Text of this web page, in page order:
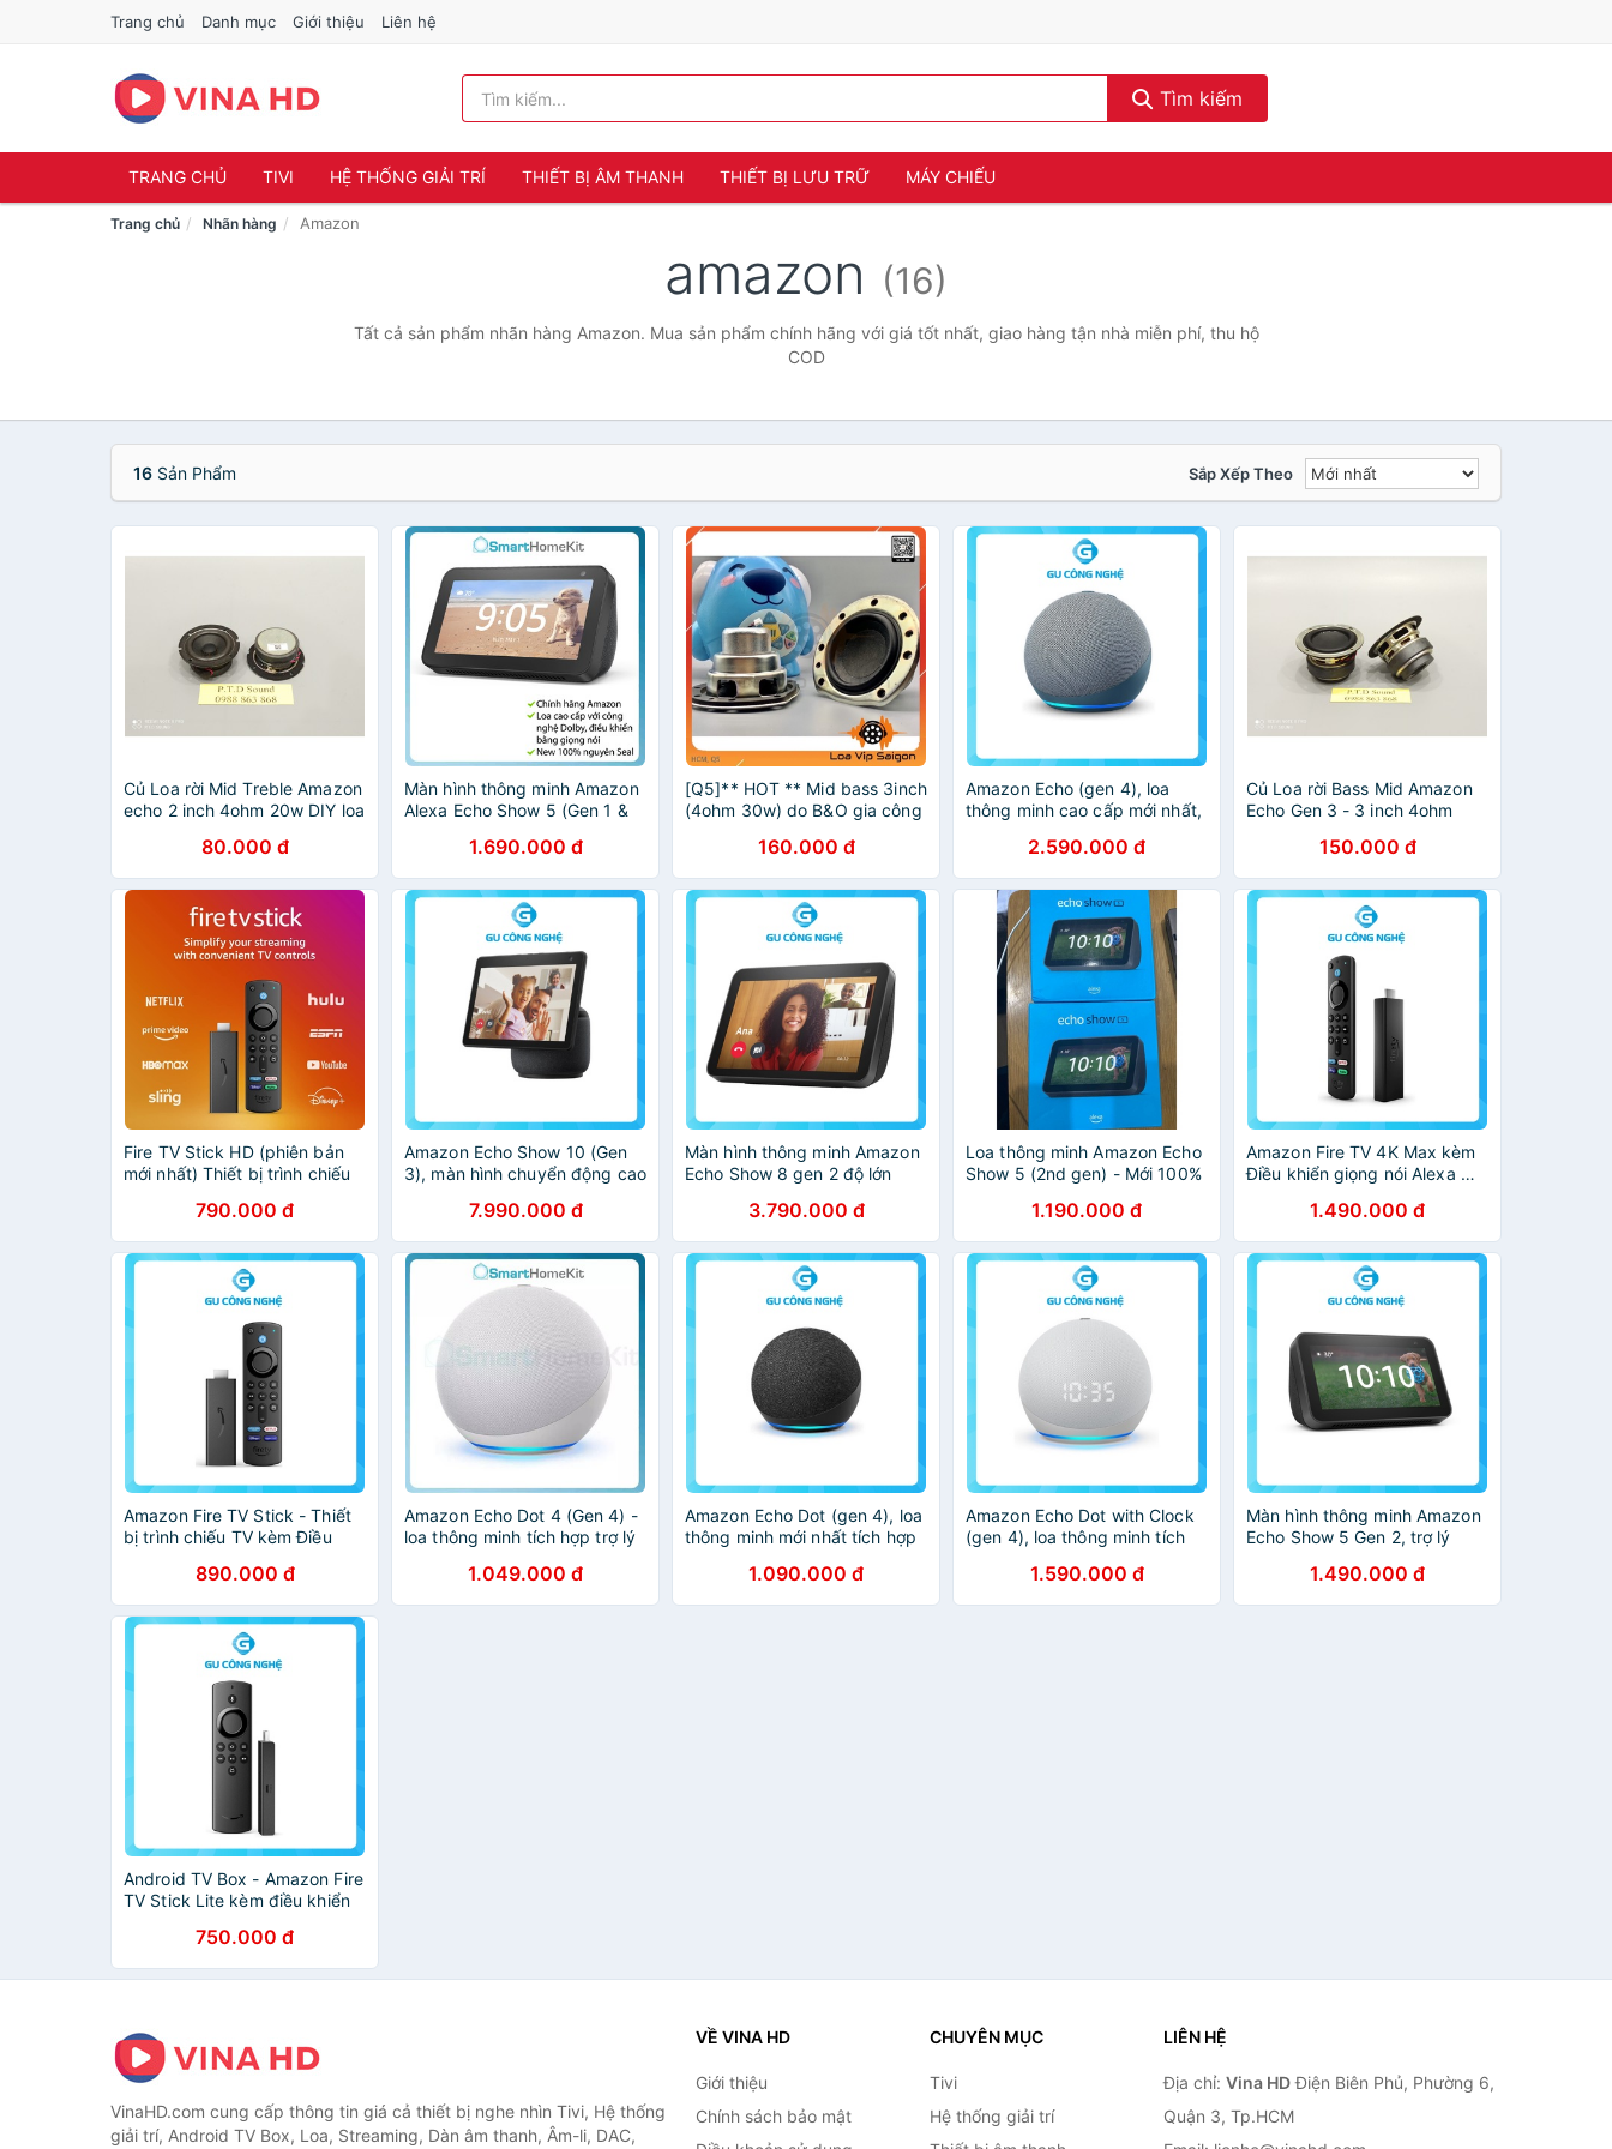
Trang chủ Danh mục Giới thiệu Liên hệ
Tìm kiếm
TRANG CHỦ TIVI HỆ THỐNG GIẢI TRÍ THIẾT BỊ ÂM THANH THIẾT BỊ LƯU TRỮ MÁY CHIẾU
Trang chủ Nhãn hàng Amazon
amazon (16)
Tất cả sản phẩm nhãn hàng Amazon. Mua sản phẩm chính hãng với giá tốt nhất, giao hàng tận nhà miễn phí, thu hộ
COD
16 Sản Phẩm Sắp Xếp Theo
Củ Loa rời Mid Treble Amazon
echo 2 inch 4ohm 20w DIY loa
giá từ PTD Sound
80.000 đ
Màn hình thông minh Amazon
Alexa Echo Show 5 (Gen 1 &
1.690.000 đ
[Q5]** HOT ** Mid bass 3inch
(4ohm 30w) do B&O gia công
160.000 đ
Amazon Echo (gen 4), loa
thông minh cao cấp mới nhất,
nhà thông minh
2.590.000 đ
Củ Loa rời Bass Mid Amazon
Echo Gen 3 - 3 inch 4ohm
thông minh từ PTD Sound
150.000 đ
Fire TV Stick HD (phiên bản
mới nhất) Thiết bị trình chiếu
Alexa với remote kèm theo
790.000 đ
Amazon Echo Show 10 (Gen
3), màn hình chuyển động cao
7.990.000 đ
Màn hình thông minh Amazon
Echo Show 8 gen 2 độ lớn
3.790.000 đ
Loa thông minh Amazon Echo
Show 5 (2nd gen) - Mới 100%
1.190.000 đ
Amazon Fire TV 4K Max kèm
Điều khiển giọng nói Alexa mới
1.490.000 đ
Amazon Fire TV Stick - Thiết
bị trình chiếu TV kèm Điều
890.000 đ
Amazon Echo Dot 4 (Gen 4) -
loa thông minh tích hợp trợ lý
1.049.000 đ
Amazon Echo Dot (gen 4), loa
thông minh mới nhất tích hợp
1.090.000 đ
Amazon Echo Dot with Clock
(gen 4), loa thông minh tích
1.590.000 đ
Màn hình thông minh Amazon
Echo Show 5 Gen 2, trợ lý
1.490.000 đ
Android TV Box - Amazon Fire
TV Stick Lite kèm điều khiển
Lite (no TV controls)
750.000 đ
VinaHD.com cung cấp thông tin giá cả thiết bị nghe nhìn Tivi, Hệ thống
giải trí, Android TV Box, Loa, Streaming, Dàn âm thanh, Âm-li, DAC,
VỀ VINA HD
Giới thiệu
Chính sách bảo mật
CHUYÊN MỤC
Tivi
Hệ thống giải trí
LIÊN HỆ
Địa chỉ: Vina HDĐiện Biên Phủ, Phường 6,
Quận 3, Tp.HCM